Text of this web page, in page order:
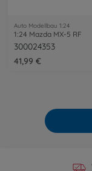
Auto Modellbau 1:24
1:24 Mazda MX-5 RF
300024353
41,99 €